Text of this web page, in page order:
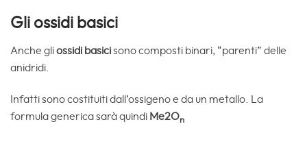
Gli ossidi basici
Anche gliossidi basicisono composti binari, “parenti” delle
anidridi.
Infatti sono costituiti dall’ossigeno e da un metallo. La
formula generica sarà quindi Me2On